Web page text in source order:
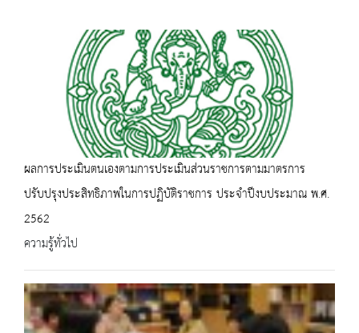
ผลการประเมินตนเองตามการประเมินส่วนราชการตามมาตรการ
ปรับปรุงประสิทธิภาพในการปฏิบัติราชการ ประจำปีงบประมาณ พ.ศ.
2562
ความรู้ทั่วไป